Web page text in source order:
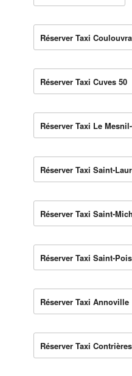
Réserver Taxi
Réserver Taxi Cuves 50
Réserver Taxi Le
Réserver Taxi Saint-
Réserver Taxi Saint-
Réserver Taxi Saint-Pois
Réserver Taxi Annoville
Réserver Taxi Contrières